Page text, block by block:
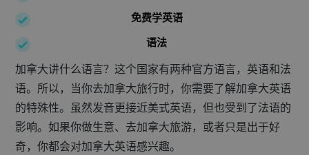
免费学英语
语法
加拿大讲什么语言？这个国家有两种官方语言，英语和法
语。所以，当你去加拿大旅行时，你需要了解加拿大英语
的特殊性。虽然发音更接近美式英语，但也受到了法语的
影响。如果你做生意、去加拿大旅游，或者只是出于好
奇，你都会对加拿大英语感兴趣。